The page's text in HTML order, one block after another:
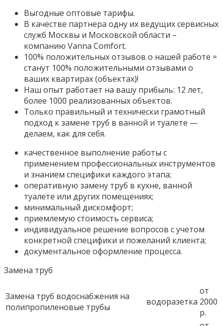
Выгодные оптовые тарифы.
В качестве партнера одну их ведущих сервисных
служб Москвы и Московской области –
компанию Vanna Comfort.
100% положительных отзывов о нашей работе =
станут 100% положительными отзывами о
ваших квартирах (объектах)!
Наш опыт работает на вашу прибыль: 12 лет,
более 1000 реализованных объектов.
Только правильный и технически грамотный
подход к замене труб в ванной и туалете —
делаем, как для себя.
качественное выполнение работы с
применением профессиональных инструментов
и знанием специфики каждого этапа;
оперативную замену труб в кухне, ванной
туалете или других помещениях;
минимальный дискомфорт;
приемлемую стоимость сервиса;
индивидуальное решение вопросов с учетом
конкретной специфики и пожеланий клиента;
документальное оформление процесса.
Замена труб
Замена труб водоснабжения на
полипропиленовые трубы
водоразетка
от
2000
р.